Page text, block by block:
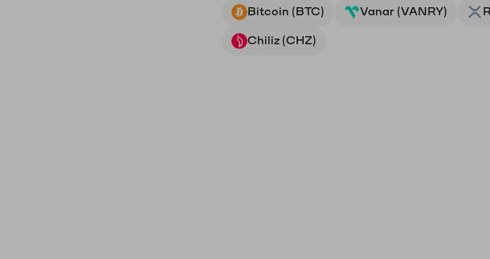
Bitcoin (BTC)
Vanar (VANRY)
Chiliz (CHZ)